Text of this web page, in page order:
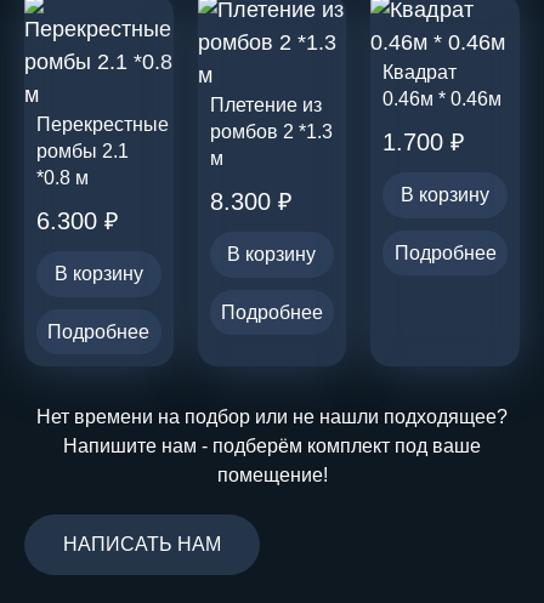
Перекрестные
ромбы 2.1
*0.8 м
6.300 ₽
В корзину
Подробнее
Плетение из
ромбов 2 *1.3
м
8.300 ₽
В корзину
Подробнее
Квадрат
0.46м * 0.46м
1.700₽
В корзину
Подробнее
Нет времени на подбор или не нашли подходящее?
Напишите нам - подберём комплект под ваше
помещение!
НАПИСАТЬ НАМ